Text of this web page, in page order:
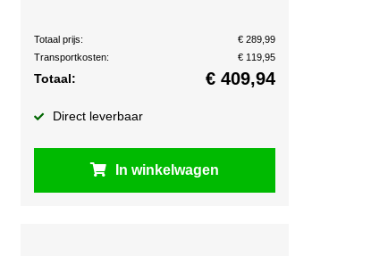
Totaal prijs:
€ 289,99
Transportkosten:
€ 119,95
Totaal: € 409,94
Direct leverbaar
In winkelwagen